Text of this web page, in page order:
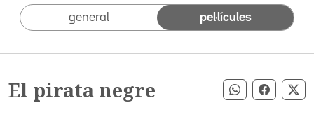
general pel·lícules
El pirata negre Compartir